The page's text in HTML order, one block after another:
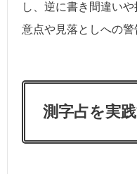
し、逆に書き間違い
意点や見落としへの警
測字占を実